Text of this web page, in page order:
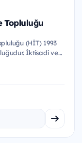
Topluluğu
(HİT) 1993
İktisadi ve